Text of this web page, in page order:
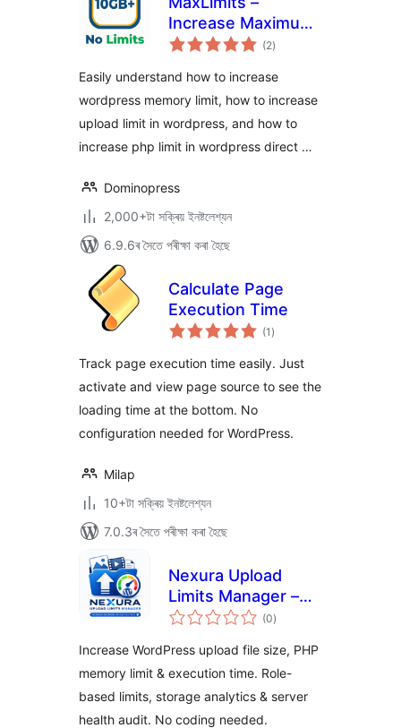
Increase Maximum
Upload, Post & PHP
(2টা
মুঠ)
Easily understand how to increase
wordpress memory limit, how to increase
upload limit in wordpress, and how to
increase php limit in wordpress direct …
Dominopress
2,000+টা সক্ৰিয় ইনষ্টলেশ্যন
6.9.6ৰ সৈতে পৰীক্ষা কৰা হৈছে
Calculate Page
Execution Time
(1 টা
মুঠ)
Track page execution time easily. Just
activate and view page source to see the
loading time at the bottom. No
configuration needed for WordPress.
Milap
10+টা সক্ৰিয় ইনষ্টলেশ্যন
7.0.3ৰ সৈতে পৰীক্ষা কৰা হৈছে
Nexura Upload
Limits Manager –
Increase Maximum
(0টা
মুঠ)
Increase WordPress upload file size, PHP
memory limit & execution time. Role-
based limits, storage analytics & server
health audit. No coding needed.